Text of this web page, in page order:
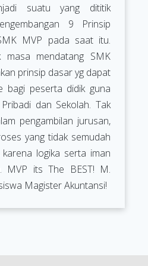
suatu yang dititik
9 Prinsip
MVP pada saat itu.
masa mendatang SMK
prinsip dasar yg dapat
bagi peserta didik guna
dan Sekolah. Tak
pengambilan jurusan,
yang tidak semudah
karena logika serta iman
MVP its The BEST! M.
Magister Akuntansi!